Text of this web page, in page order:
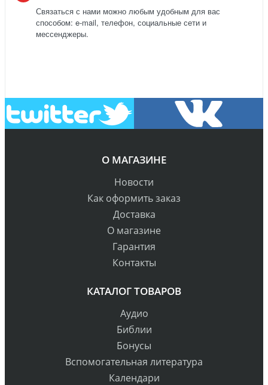
Связаться с нами можно любым удобным для вас
способом: e-mail, телефон, социальные сети и
мессенджеры.
О МАГАЗИНЕ
Новости
Как оформить заказ
Доставка
О магазине
Гарантия
Контакты
КАТАЛОГ ТОВАРОВ
Аудио
Библии
Бонусы
Вспомогательная литература
Календари